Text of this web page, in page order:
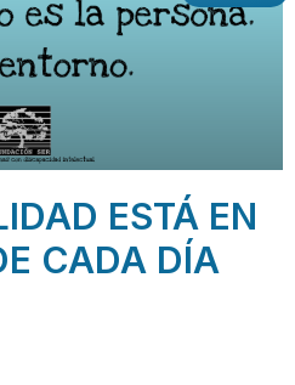
ESTÁ EN
CADA DÍA